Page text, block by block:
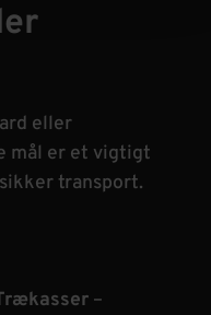
eller
mål er et vigtigt
transport.
–